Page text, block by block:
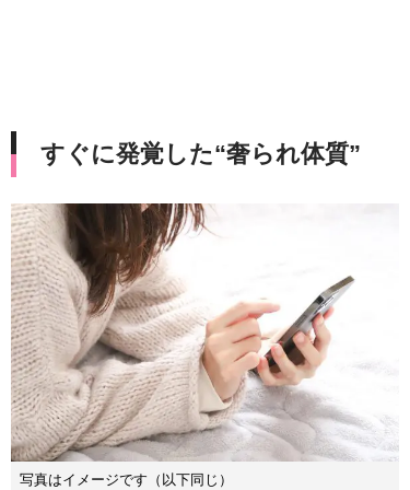
すぐに発覚した“奢られ体質”
写真はイメージです（以下同じ）